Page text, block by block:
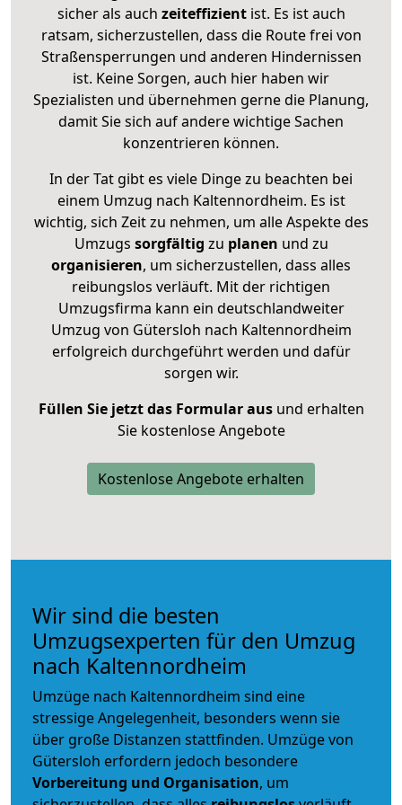
sicher als auch zeiteffizientist. Es ist auch
ratsam, sicherzustellen, dass die Route frei von
Straßensperrungen und anderen Hindernissen
ist. Keine Sorgen, auch hier haben wir
Spezialisten und übernehmen gerne die Planung,
damit Sie sich auf andere wichtige Sachen
konzentrieren können.
In der Tat gibt es viele Dinge zu beachten bei
einem Umzug nach Kaltennordheim. Es ist
wichtig, sich Zeit zu nehmen, um alle Aspekte des
Umzugs sorgfältig zu planen und zu
organisieren, um sicherzustellen, dass alles
reibungslos verläuft. Mit der richtigen
Umzugsfirma kann ein deutschlandweiter
Umzug von Gütersloh nach Kaltennordheim
erfolgreich durchgeführt werden und dafür
sorgen wir.
Füllen Sie jetzt das Formular ausund erhalten
Sie kostenlose Angebote
Kostenlose Angebote erhalten
Wir sind die besten
Umzugsexperten für den Umzug
nach Kaltennordheim
Umzüge nach Kaltennordheim sind eine
stressige Angelegenheit, besonders wenn sie
über große Distanzen stattfinden. Umzüge von
Gütersloh erfordern jedoch besondere
Vorbereitung und Organisation, um